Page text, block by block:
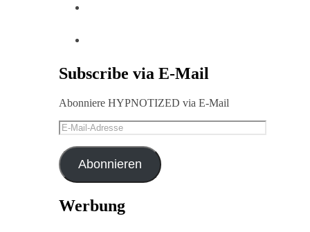
Subscribe via E-Mail
Abonniere HYPNOTIZED via E-Mail
E-
Mail-
Adresse
Abonnieren
Werbung